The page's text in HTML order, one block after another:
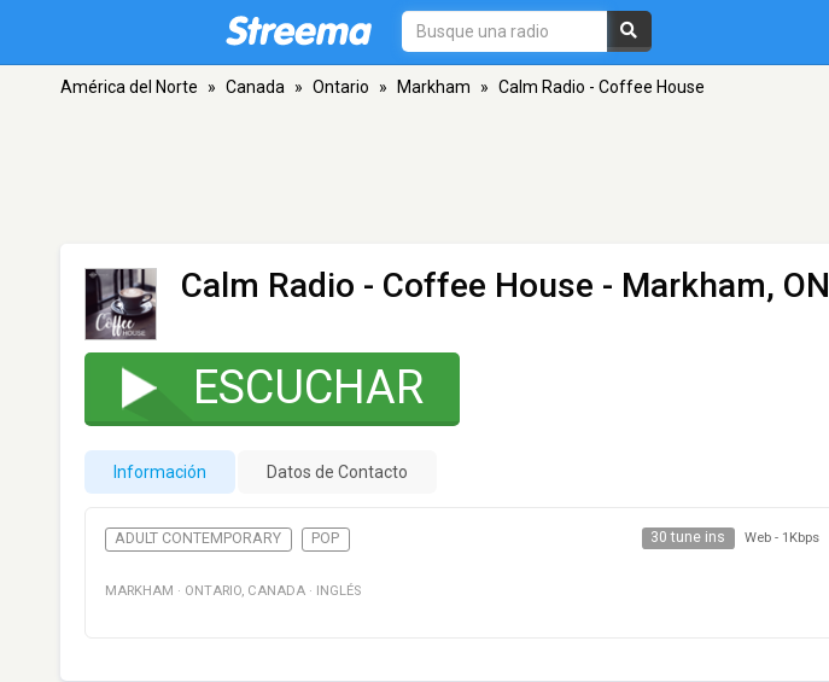
América del Norte » Canada » Ontario » Markham » Calm Radio - Coffee House
Calm Radio - Coffee House - Markham, ON
ESCUCHAR
Información Datos de Contacto
ADULT CONTEMPORARY POP 30 tune ins Web - 1Kbps
MARKHAM · ONTARIO, CANADA · INGLÉS